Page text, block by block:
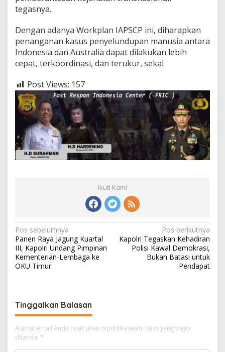
tegasnya.
Dengan adanya Workplan IAPSCP ini, diharapkan
penanganan kasus penyelundupan manusia antara
Indonesia dan Australia dapat dilakukan lebih
cepat, terkoordinasi, dan terukur, sekal
Post Views: 157
Ikuti Kami
Navigasi
pos
Pos sebelumnya
Panen Raya Jagung Kuartal
III, Kapolri Undang Pimpinan
Kementerian-Lembaga ke
OKU Timur
Pos berikutnya
Kapolri Tegaskan Kehadiran
Polisi Kawal Demokrasi,
Bukan Batasi untuk
Pendapat
Tinggalkan Balasan
Alamat email Anda tidak akan dipublikasikan. Ruas yang wajib
ditandai *